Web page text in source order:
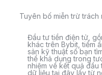
Tuyên bố miễn trừ trách
Đầu tư tiền điện tử,
khác trên Bybit, tiềm
sản kỹ thuật số bạn
thể khả dụng trong
nhiệm về kết quả
dữ liệu tại đây lấy từ